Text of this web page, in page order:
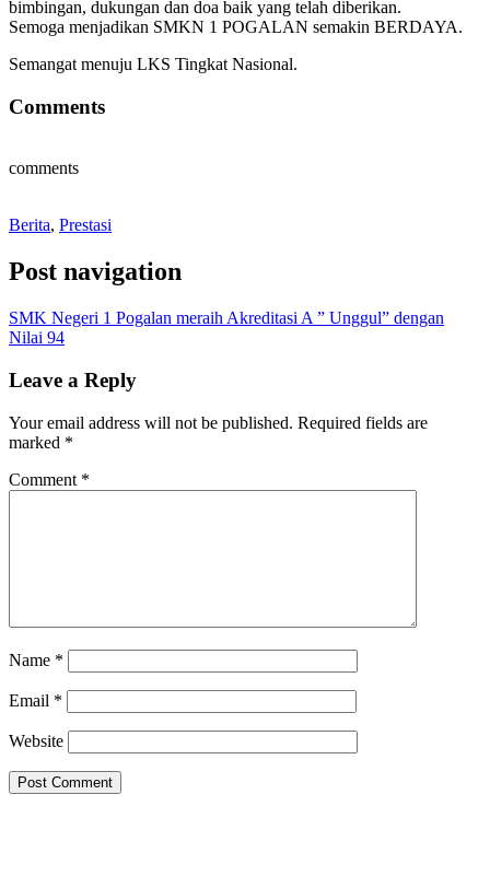
bimbingan, dukungan dan doa baik yang telah diberikan.
Semoga menjadikan SMKN 1 POGALAN semakin BERDAYA.
Semangat menuju LKS Tingkat Nasional.
Comments
comments
Berita, Prestasi
Post navigation
SMK Negeri 1 Pogalan meraih Akreditasi A ” Unggul” dengan
Nilai 94
Leave a Reply
Your email address will not be published. Required fields are
marked *
Comment *
Name *
Email *
Website